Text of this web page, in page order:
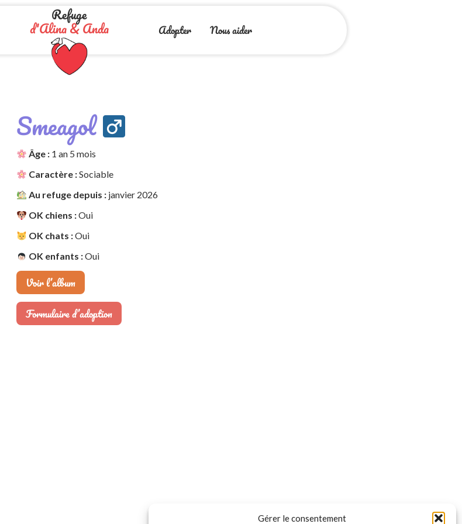
Gérer le consentement
Refuge
d'Alina & Anda Adopter Nous aider
Smeagol
Âge :1 an 5 mois
Caractère :Sociable
Au refuge depuis :janvier 2026
OK chiens :Oui
OK chats :Oui
OK enfants :Oui
Voir l’album
Formulaire d’adoption